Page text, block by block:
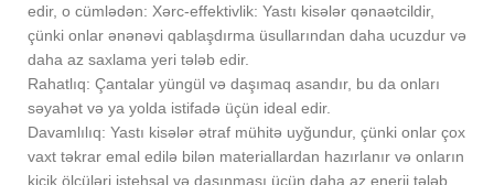
edir, o cümlədən: Xərc-effektivlik: Yastı kisələr qənaətcildir,
çünki onlar ənənəvi qablaşdırma üsullarından daha ucuzdur və
daha az saxlama yeri tələb edir.
Rahatlıq: Çantalar yüngül və daşımaq asandır, bu da onları
səyahət və ya yolda istifadə üçün ideal edir.
Davamlılıq: Yastı kisələr ətraf mühitə uyğundur, çünki onlar çox
vaxt təkrar emal edilə bilən materiallardan hazırlanır və onların
kiçik ölçüləri istehsal və daşınması üçün daha az enerji tələb